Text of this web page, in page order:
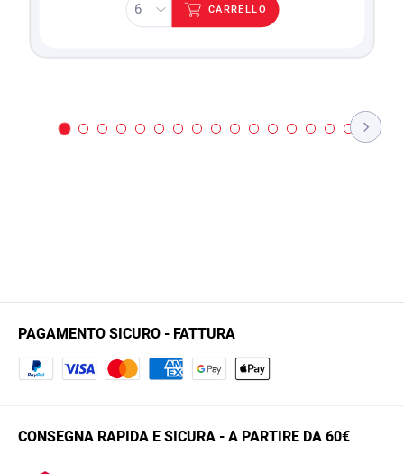
CARRELLO
PAGAMENTO SICURO - FATTURA
CONSEGNA RAPIDA E SICURA - A PARTIRE DA 60€